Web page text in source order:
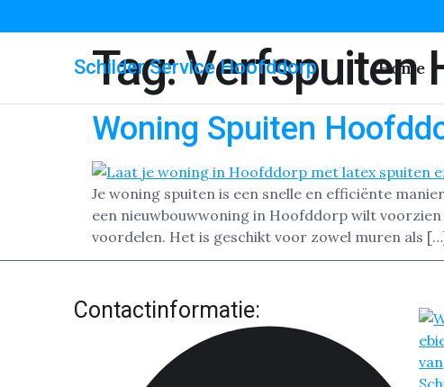
Schilder Service Hoofddorp Home
Tag:Verfspuiten
Woning Spuiten
Je woning spuiten is een snelle en efficiënte
een nieuwbouwwoning in Hoofddorp wilt
voordelen. Het is geschikt voor zowel muren als
Contactinformatie: